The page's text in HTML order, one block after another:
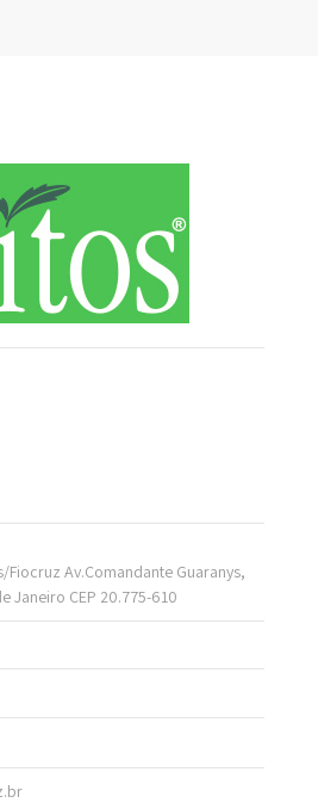
Fiocruz Av.Comandante Guaranys,
Janeiro CEP 20.775-610